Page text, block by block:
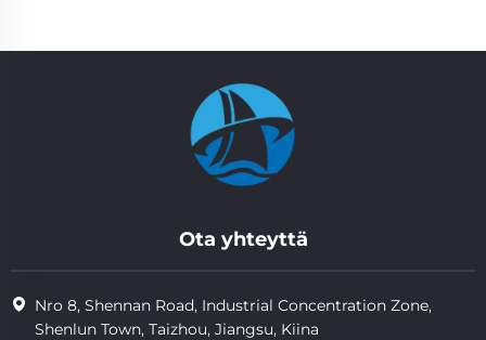
Ota yhteyttä
Nro 8, Shennan Road, Industrial Concentration Zone,
Shenlun Town, Taizhou, Jiangsu, Kiina